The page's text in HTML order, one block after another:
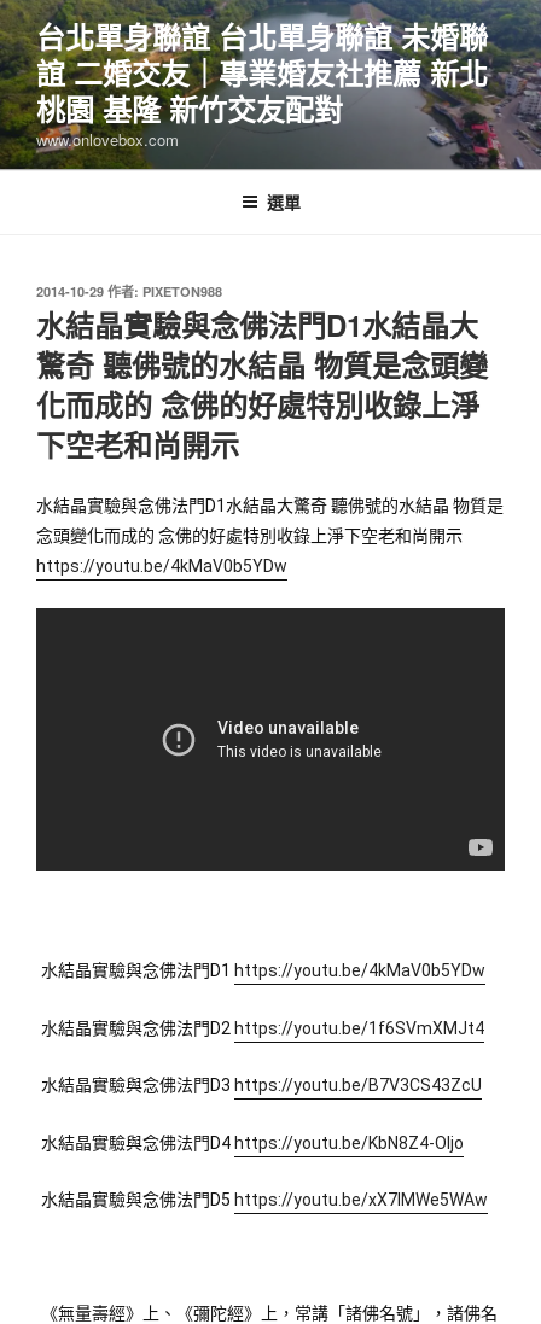
跳
至
主
要
內
容
台北單身聯誼 台北單身聯誼 未婚聯
誼 二婚交友｜專業婚友社推薦 新北
桃園 基隆 新竹交友配對
www.onlovebox.com
選單
發
於
2014-10-29 作者: PIXETON988
水結晶實驗與念佛法門D1水結晶大
驚奇 聽佛號的水結晶 物質是念頭變
化而成的 念佛的好處特別收錄上淨
下空老和尚開示
水結晶實驗與念佛法門D1水結晶大驚奇 聽佛號的水結晶 物質是
念頭變化而成的 念佛的好處特別收錄上淨下空老和尚開示
https://youtu.be/4kMaV0b5YDw
水結晶實驗與念佛法門D1 https://youtu.be/4kMaV0b5YDw
水結晶實驗與念佛法門D2 https://youtu.be/1f6SVmXMJt4
水結晶實驗與念佛法門D3 https://youtu.be/B7V3CS43ZcU
水結晶實驗與念佛法門D4 https://youtu.be/KbN8Z4-OIjo
水結晶實驗與念佛法門D5 https://youtu.be/xX7IMWe5WAw
《無量壽經》上、《彌陀經》上，常講「諸佛名號」，諸佛名